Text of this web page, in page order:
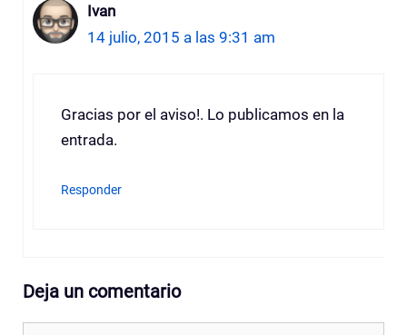
Ivan
14 julio, 2015 a las 9:31 am
Gracias por el aviso!. Lo publicamos en la
entrada.
Responder
Deja un comentario